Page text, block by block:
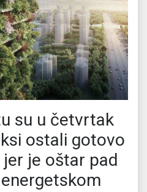
su u četvrtak
ostali gotovo
je oštar pad